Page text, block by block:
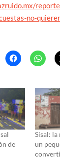
no-
de
Sisal: la
un